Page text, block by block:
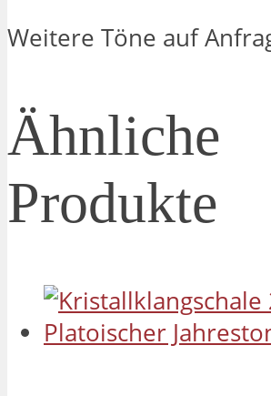
Weitere Töne auf
Ähnliche
Produkte